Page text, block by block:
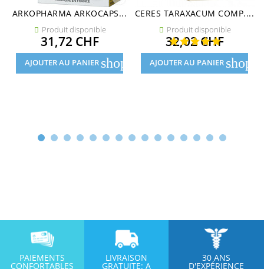
ARKOPHARMA ARKOCAPS...
 Produit disponible
Prix
31,72 CHF
AJOUTER AU PANIER shopping_cart
CERES TARAXACUM COMP....
 Produit disponible
Prix
32,02 CHF
AJOUTER AU PANIER
PAIEMENTS
CONFORTABLES
LIVRAISON
GRATUITE: A
30 ANS
D'EXPÉRIENCE